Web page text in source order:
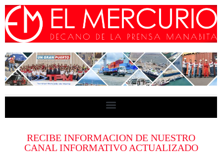
RECIBE INFORMACION DE NUESTRO
CANAL INFORMATIVO ACTUALIZADO